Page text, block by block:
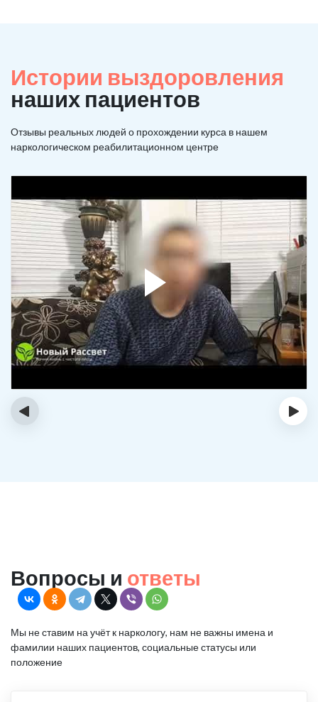
Истории выздоровления
наших пациентов
Отзывы реальных людей о прохождении курса в нашем
наркологическом реабилитационном центре
‹ ›
Вопросы и ответы
Мы не ставим на учёт к наркологу, нам не важны имена и
фамилии наших пациентов, социальные статусы или
положение